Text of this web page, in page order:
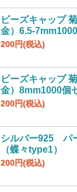
ビーズキャップ
金）6.5-
200円(税込)
ビーズキャップ
金）8mm1000個
200円(税込)
シルバー925 パ
（蝶々type1）
200円(税込)